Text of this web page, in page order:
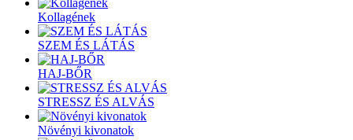
Kollagének
SZEM ÉS LÁTÁS
HAJ-BŐR
STRESSZ ÉS ALVÁS
Növényi kivonatok